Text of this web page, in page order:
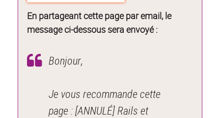
En partageant cette page par email, le
message ci-dessous sera envoyé :
Bonjour,
Je vous recommande cette
page : [ANNULÉ] Rails et